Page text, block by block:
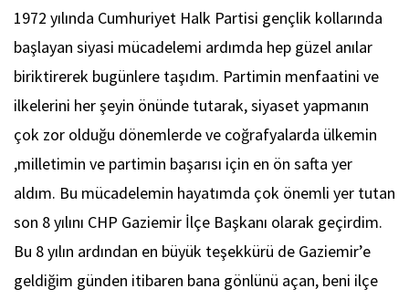
1972 yılında Cumhuriyet Halk Partisi gençlik kollarında
başlayan siyasi mücadelemi ardımda hep güzel anılar
biriktirerek bugünlere taşıdım. Partimin menfaatini ve
ilkelerini her şeyin önünde tutarak, siyaset yapmanın
çok zor olduğu dönemlerde ve coğrafyalarda ülkemin
,milletimin ve partimin başarısı için en ön safta yer
aldım. Bu mücadelemin hayatımda çok önemli yer tutan
son 8 yılını CHP Gaziemir İlçe Başkanı olarak geçirdim.
Bu 8 yılın ardından en büyük teşekkürü de Gaziemir’e
geldiğim günden itibaren bana gönlünü açan, beni ilçe